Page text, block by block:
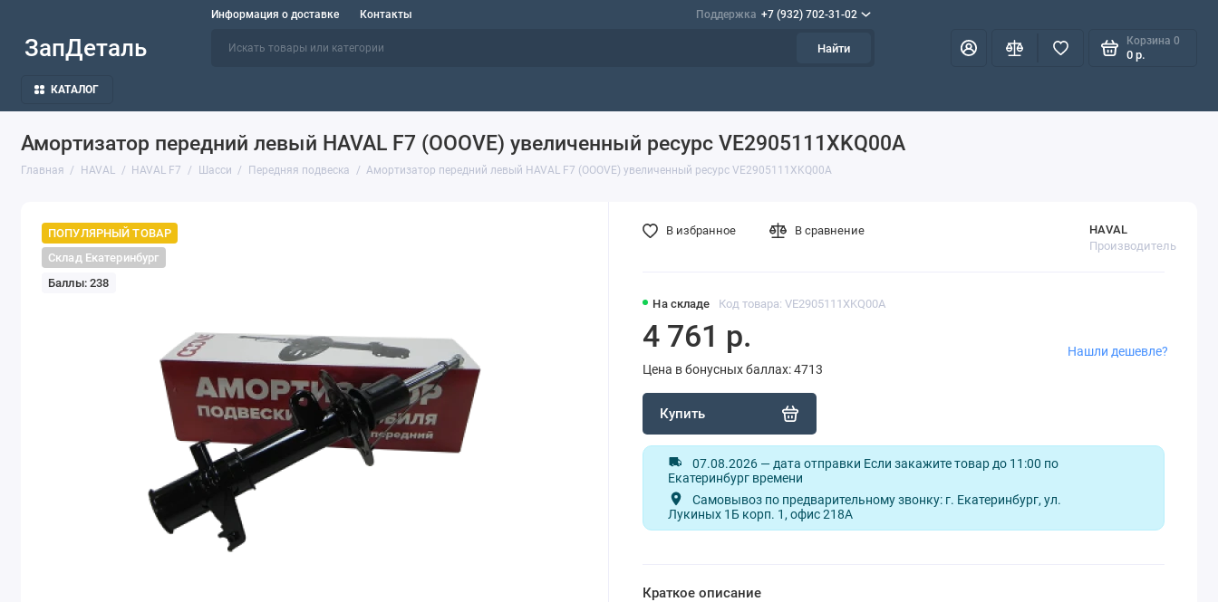
Информация о доставке Контакты Поддержка +7 (932) 702-31-02
ЗапДеталь Найти
Корзина 0
0 р.
КАТАЛОГ
Амортизатор передний левый HAVAL F7 (OOOVE) увеличенный ресурс VE2905111XKQ00A
Главная HAVAL HAVAL F7 Шасси Передняя подвеска Амортизатор передний левый HAVAL F7 (OOOVE) увеличенный ресурс VE2905111XKQ00A
ПОПУЛЯРНЫЙ ТОВАР
Склад Екатеринбург
Баллы: 238
На складе
Код товара: VE2905111XKQ00A
HAVAL
Производитель
4 761 р.
Цена в бонусных баллах: 4713
Купить
Нашли дешевле?
07.08.2026 — дата отправки Если закажите товар до 11:00 по
Екатеринбург времени
Самовывоз по предварительному звонку: г. Екатеринбург, ул.
Лукиных 1Б корп. 1, офис 218А
В избранное В сравнение
Краткое описание